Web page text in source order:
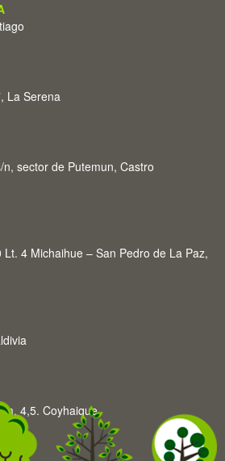
La Serena
sector de Putemun, Castro
Lt. 4 Michaihue – San Pedro de La Paz,
4,5. Coyhaique